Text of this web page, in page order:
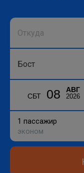
СБТ 08 АВГ
2026
1 пассажир
эконом